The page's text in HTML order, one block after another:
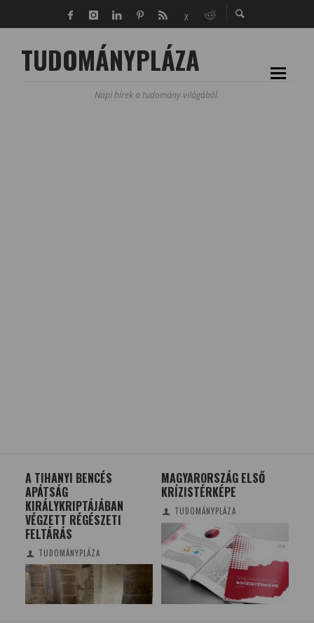
TUDOMÁNYPLÁZA
Napi hírek a tudomány világából.
MAGYARORSZÁG ELSŐ
KRÍZISTÉRKÉPE
TUDOMÁNYPLÁZA
BIOLÓGIAI GYÓGYSZEREK
AZ ARTRITISZEK ÉS AZ
OSZTEOPORÓZIS
KEZELÉSÉBEN
TUDOMÁNYPLÁZA